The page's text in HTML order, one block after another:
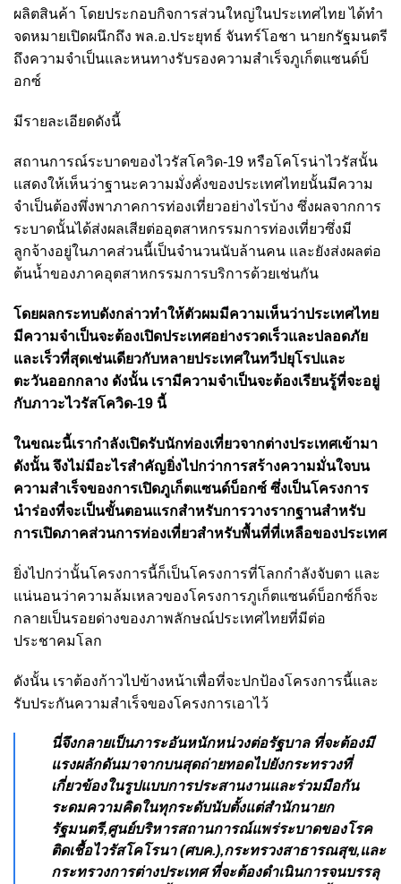
ผลิตสินค้า โดยประกอบกิจการส่วนใหญ่ในประเทศไทย ได้ทำ
จดหมายเปิดผนึกถึง พล.อ.ประยุทธ์ จันทร์โอชา นายกรัฐมนตรี
ถึงความจำเป็นและหนทางรับรองความสำเร็จภูเก็ตแซนด์บ็
อกซ์
มีรายละเอียดดังนี้
สถานการณ์ระบาดของไวรัสโควิด-19 หรือโคโรน่าไวรัสนั้น
แสดงให้เห็นว่าฐานะความมั่งคั่งของประเทศไทยนั้นมีความ
จำเป็นต้องพึ่งพาภาคการท่องเที่ยวอย่างไรบ้าง ซึ่งผลจากการ
ระบาดนั้นได้ส่งผลเสียต่ออุตสาหกรรมการท่องเที่ยวซึ่งมี
ลูกจ้างอยู่ในภาคส่วนนี้เป็นจำนวนนับล้านคน และยังส่งผลต่อ
ต้นน้ำของภาคอุตสาหกรรมการบริการด้วยเช่นกัน
โดยผลกระทบดังกล่าวทำให้ตัวผมมีความเห็นว่าประเทศไทย
มีความจำเป็นจะต้องเปิดประเทศอย่างรวดเร็วและปลอดภัย
และเร็วที่สุดเช่นเดียวกับหลายประเทศในทวีปยุโรปและ
ตะวันออกกลาง ดังนั้น เรามีความจำเป็นจะต้องเรียนรู้ที่จะอยู่
กับภาวะไวรัสโควิด-19 นี้
ในขณะนี้เรากำลังเปิดรับนักท่องเที่ยวจากต่างประเทศเข้ามา
ดังนั้น จึงไม่มีอะไรสำคัญยิ่งไปกว่าการสร้างความมั่นใจบน
ความสำเร็จของการเปิดภูเก็ตแซนด์บ็อกซ์ ซึ่งเป็นโครงการ
นำร่องที่จะเป็นขั้นตอนแรกสำหรับการวางรากฐานสำหรับ
การเปิดภาคส่วนการท่องเที่ยวสำหรับพื้นที่ที่เหลือของประเทศ
ยิ่งไปกว่านั้นโครงการนี้ก็เป็นโครงการที่โลกกำลังจับตา และ
แน่นอนว่าความล้มเหลวของโครงการภูเก็ตแซนด์บ็อกซ์ก็จะ
กลายเป็นรอยด่างของภาพลักษณ์ประเทศไทยที่มีต่อ
ประชาคมโลก
ดังนั้น เราต้องก้าวไปข้างหน้าเพื่อที่จะปกป้องโครงการนี้และ
รับประกันความสำเร็จของโครงการเอาไว้
นี่จึงกลายเป็นภาระอันหนักหน่วงต่อรัฐบาล ที่จะต้องมี
แรงผลักดันมาจากบนสุดถ่ายทอดไปยังกระทรวงที่
เกี่ยวข้องในรูปแบบการประสานงานและร่วมมือกัน
ระดมความคิดในทุกระดับนับตั้งแต่สำนักนายก
รัฐมนตรี,ศูนย์บริหารสถานการณ์แพร่ระบาดของโรค
ติดเชื้อไวรัสโคโรนา (ศบค.),กระทรวงสาธารณสุข,และ
กระทรวงการต่างประเทศ ที่จะต้องดำเนินการจนบรรลุ